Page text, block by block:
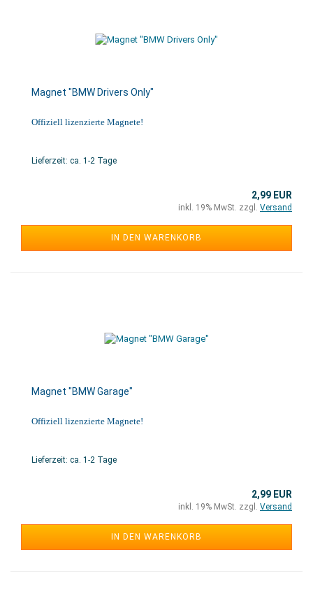
Magnet "BMW Drivers Only"
Offiziell lizenzierte Magnete!
Lieferzeit: ca. 1-2 Tage
2,99 EUR
inkl. 19% MwSt. zzgl. Versand
IN DEN WARENKORB
Magnet "BMW Garage"
Offiziell lizenzierte Magnete!
Lieferzeit: ca. 1-2 Tage
2,99 EUR
inkl. 19% MwSt. zzgl. Versand
IN DEN WARENKORB